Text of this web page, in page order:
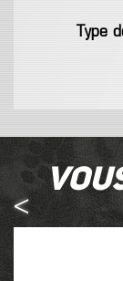
Type